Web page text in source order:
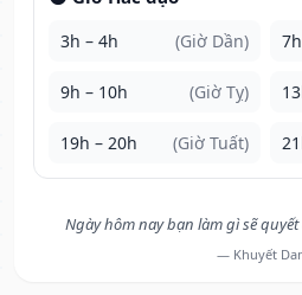
3h – 4h (Giờ Dần)
9h – 10h (Giờ Tỵ)
19h – 20h (Giờ Tuất)
Ngày hôm nay bạn làm gì sẽ
— Khuyết